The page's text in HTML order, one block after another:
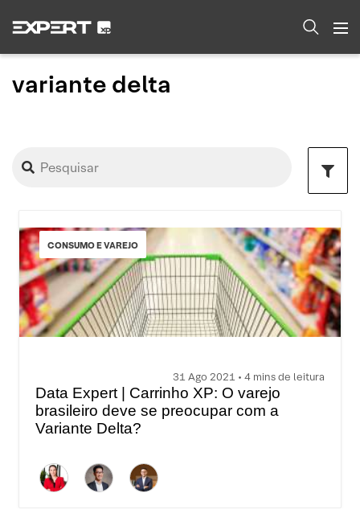
variante delta
CONSUMO E VAREJO
31 Ago 2021 • 4 mins de leitura
Data Expert | Carrinho XP: O varejo
brasileiro deve se preocupar com a
Variante Delta?